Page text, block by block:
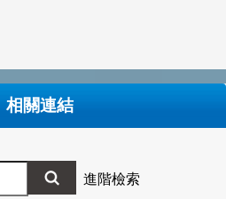
相關連結
進階檢索